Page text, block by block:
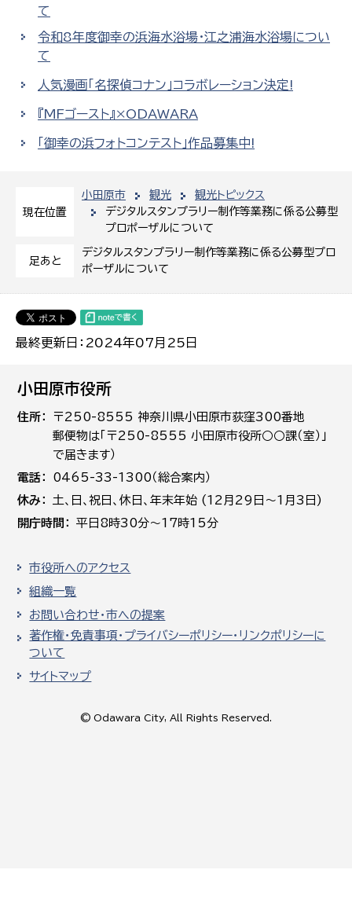
現在位置
小田原市 観光
観光トピックス
デジタルスタンプラリー制作等業務に係る公募型
プロポーザルについて
足あと
デジタルスタンプラリー制作等業務に係る公募型プロ
ポーザルについて
最終更新日：2024年07月25日
て
令和8年度御幸の浜海水浴場・江之浦海水浴場につい
て
人気漫画「名探偵コナン」コラボレーション決定!
『MFゴースト』×ODAWARA
「御幸の浜フォトコンテスト」作品募集中!
小田原市役所
住所
〒250-8555 神奈川県小田原市荻窪300番地
郵便物は「〒250-8555 小田原市役所○○課（室）」
で届きます）
電話
0465-33-1300（総合案内）
休み
土､日､祝日、休日、年末年始 (12月29日～1月3日)
開庁時間
平日8時30分～17時15分
市役所へのアクセス
組織一覧
お問い合わせ・市への提案
著作権・免責事項・プライバシーポリシー・リンクポリシーに
ついて
サイトマップ
© Odawara City, All Rights Reserved.